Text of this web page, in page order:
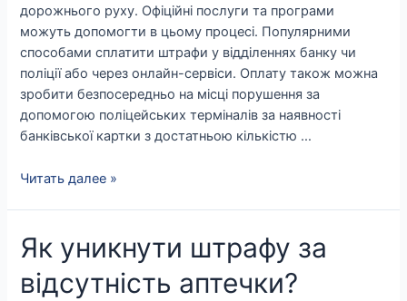
дорожнього руху. Офіційні послуги та програми
можуть допомогти в цьому процесі. Популярними
способами сплатити штрафи у відділеннях банку чи
поліції або через онлайн-сервіси. Оплату також можна
зробити безпосередньо на місці порушення за
допомогою поліцейських терміналів за наявності
банківської картки з достатньою кількістю …
Читать далее »
Як уникнути штрафу за
відсутність аптечки?
Як
уникнути
штрафу